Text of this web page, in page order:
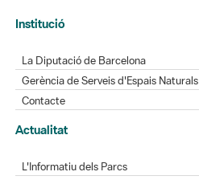
Institució
La Diputació de Barcelona
Gerència de Serveis d'Espais Naturals
Contacte
Actualitat
L'Informatiu dels Parcs